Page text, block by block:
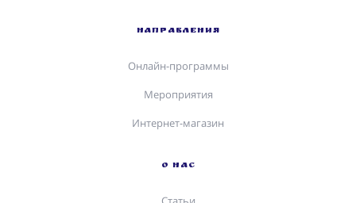
НАПРАВЛЕНИЯ
Онлайн-программы
Мероприятия
Интернет-магазин
О НАС